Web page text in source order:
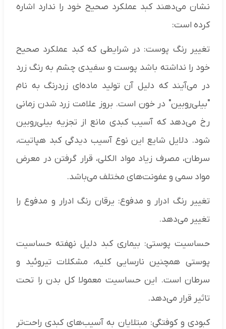
نشان می‌دهند کبد عملکرد صحیح خود را ندارد اشاره
کرده است:
تغییر رنگ پوست: در شرایطی که کبد عملکرد صحیح
خود را نداشته باشد پوست و سفیدی چشم به رنگ زرد
در می‌آیند که دلیل آن تولید ماده‌ای زردرنگ به نام
"بیلی‌روبین" در خون است. بروز علامت زرد شدن زمانی
رخ می‌دهد که آسیب کبدی مانع از تجزیه بیلی‌روبین
شود. دلایل شایع این نوع آسیب دیدگی کبد هپاتیت،
سرطان، مصرف زیاد مواد الکلی، قرار گرفتن در معرض
مواد سمی و عفونت‌های مختلف می‌باشد.
تغییر رنگ ادرار و مدفوع: یرقان رنگ ادرار و مدفوع را
تغییر می‌دهد.
حساسیت پوستی: بیماری کبد دلیل نهفته حساسیت
پوستی همچنین نارسایی کلیه، ‌مشکلات تیروئید و
سرطان است. این حساسیت معمولا کل بدن را تحت
تاثیر قرار می‌دهد.
کبودی و کوفتگی: مبتلایان به آسیب‌های کبدی راحت‌تر